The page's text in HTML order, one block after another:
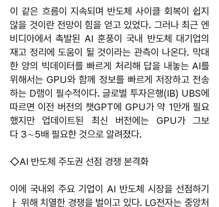
이 같은 흐름이 지속되며 반도체 사이클 회복이 쉽지
않을 것이란 전망이 힘을 얻고 있었다. 그러나 최근 엔
비디아에서 촉발된 AI 훈풍이 국내 반도체 대기업의
재고 정리에 도움이 될 것이라는 관측이 나온다. 막대
한 양의 빅데이터를 빠르게 처리해 답을 내놓는 AI를
위해서는 GPU와 함께 정보를 빠르게 저장하고 전송
하는 D램이 필수적이다. 글로벌 투자은행(IB) UBS에
따르면 이전 버전의 챗GPT에 GPU가 약 1만개 필요
했지만 업데이트된 최신 버전에는 GPU가 그보
다 3∼5배 필요한 것으로 알려졌다.
◇AI 반도체 주도권 선점 경쟁 본격화
이에 국내외 주요 기업이 AI 반도체 시장을 선점하기
ㅏ 위해 치열한 경쟁을 벌이고 있다. LG전자는 중앙처